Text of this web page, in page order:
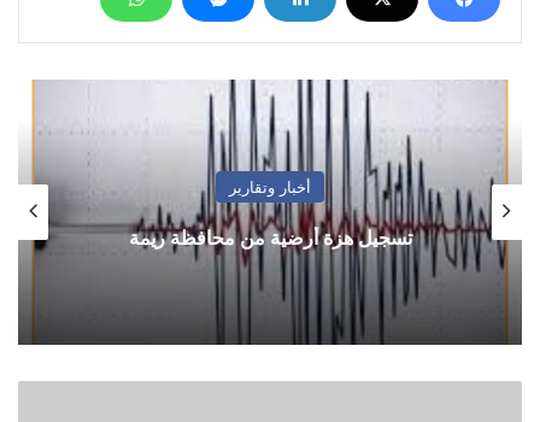
أخبار وتقارير
تسجيل هزة أرضية من محافظة ريمة